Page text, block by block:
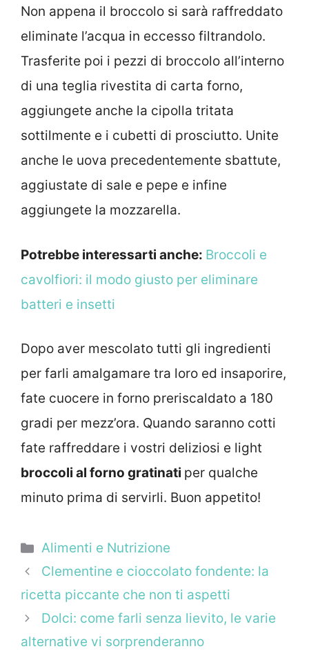
Non appena il broccolo si sarà raffreddato
eliminate l’acqua in eccesso filtrandolo.
Trasferite poi i pezzi di broccolo all’interno
di una teglia rivestita di carta forno,
aggiungete anche la cipolla tritata
sottilmente e i cubetti di prosciutto. Unite
anche le uova precedentemente sbattute,
aggiustate di sale e pepe e infine
aggiungete la mozzarella.
Potrebbe interessarti anche: Broccoli e
cavolfiori: il modo giusto per eliminare
batteri e insetti
Dopo aver mescolato tutti gli ingredienti
per farli amalgamare tra loro ed insaporire,
fate cuocere in forno preriscaldato a 180
gradi per mezz’ora. Quando saranno cotti
fate raffreddare i vostri deliziosi e light
broccoli al forno gratinati per qualche
minuto prima di servirli. Buon appetito!
Categorie
Alimenti e Nutrizione
Clementine e cioccolato fondente: la
ricetta piccante che non ti aspetti
Dolci: come farli senza lievito, le varie
alternative vi sorprenderanno